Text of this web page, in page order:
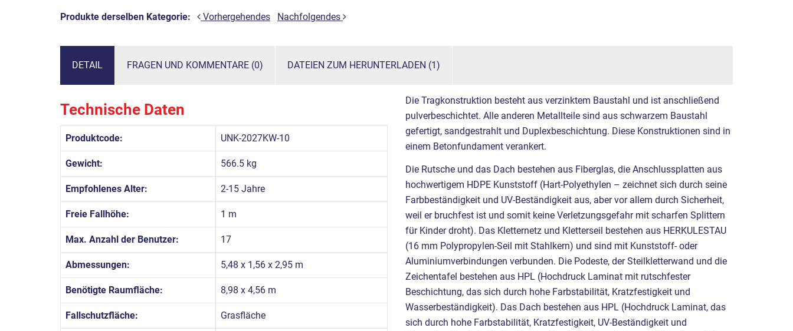
Produkte derselben Kategorie: Vorhergehendes Nachfolgendes
DETAIL FRAGEN UND KOMMENTARE (0) DATEIEN ZUM HERUNTERLADEN (1)
Technische Daten
Produktcode: UNK-2027KW-10
Gewicht: 566.5 kg
Empfohlenes Alter: 2-15 Jahre
Freie Fallhöhe: 1 m
Max. Anzahl der Benutzer: 17
Abmessungen: 5,48 x 1,56 x 2,95 m
Benötigte Raumfläche: 8,98 x 4,56 m
Fallschutzfläche: Grasfläche
Die Tragkonstruktion besteht aus verzinktem Baustahl und ist anschließend
pulverbeschichtet. Alle anderen Metallteile sind aus schwarzem Baustahl
gefertigt, sandgestrahlt und Duplexbeschichtung. Diese Konstruktionen sind in
einem Betonfundament verankert.
Die Rutsche und das Dach bestehen aus Fiberglas, die Anschlussplatten aus
hochwertigem HDPE Kunststoff (Hart-Polyethylen – zeichnet sich durch seine
Farbbeständigkeit und UV-Beständigkeit aus, aber vor allem durch Sicherheit,
weil er bruchfest ist und somit keine Verletzungsgefahr mit scharfen Splittern
für Kinder droht). Das Kletternetz und Kletterseil bestehen aus HERKULESTAU
(16 mm Polypropylen-Seil mit Stahlkern) und sind mit Kunststoff- oder
Aluminiumverbindungen verbunden. Die Podeste, der Steilkletterwand und die
Zeichentafel bestehen aus HPL (Hochdruck Laminat mit rutschfester
Beschichtung, das sich durch hohe Farbstabilität, Kratzfestigkeit und
Wasserbeständigkeit). Das Dach bestehen aus HPL (Hochdruck Laminat, das
sich durch hohe Farbstabilität, Kratzfestigkeit, UV-Beständigkeit und